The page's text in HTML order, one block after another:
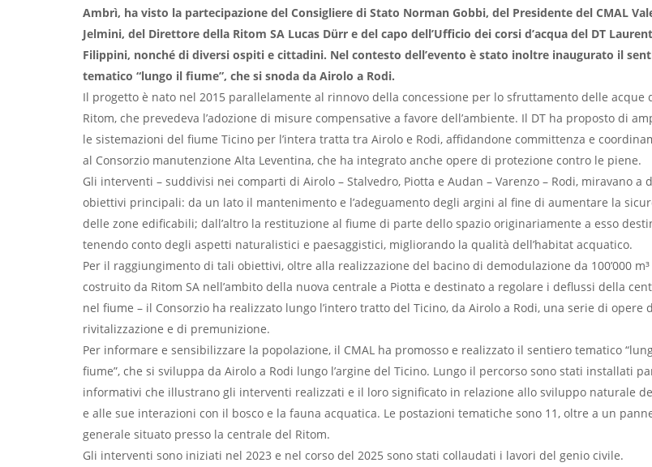
Ambrì, ha visto la partecipazione del Consigliere di Stato Norman Gobbi, del Presidente del CMAL
Jelmini, del Direttore della Ritom SA Lucas Dürr e del capo dell’Ufficio dei corsi d’acqua del DT Laurent
Filippini, nonché di diversi ospiti e cittadini. Nel contesto dell’evento è stato inoltre inaugurato il
tematico “lungo il fiume”, che si snoda da Airolo a Rodi.
Il progetto è nato nel 2015 parallelamente al rinnovo della concessione per lo sfruttamento delle acque
Ritom, che prevedeva l’adozione di misure compensative a favore dell’ambiente. Il DT ha proposto di
le sistemazioni del fiume Ticino per l’intera tratta tra Airolo e Rodi, affidandone committenza e
al Consorzio manutenzione Alta Leventina, che ha integrato anche opere di protezione contro le piene.
Gli interventi – suddivisi nei comparti di Airolo – Stalvedro, Piotta e Audan – Varenzo – Rodi, miravano a
obiettivi principali: da un lato il mantenimento e l’adeguamento degli argini al fine di aumentare la
delle zone edificabili; dall’altro la restituzione al fiume di parte dello spazio originariamente a esso
tenendo conto degli aspetti naturalistici e paesaggistici, migliorando la qualità dell’habitat acquatico.
Per il raggiungimento di tali obiettivi, oltre alla realizzazione del bacino di demodulazione da 100’000 m³
costruito da Ritom SA nell’ambito della nuova centrale a Piotta e destinato a regolare i deflussi della
nel fiume – il Consorzio ha realizzato lungo l’intero tratto del Ticino, da Airolo a Rodi, una serie di opere
rivitalizzazione e di premunizione.
Per informare e sensibilizzare la popolazione, il CMAL ha promosso e realizzato il sentiero tematico
fiume”, che si sviluppa da Airolo a Rodi lungo l’argine del Ticino. Lungo il percorso sono stati installati
informativi che illustrano gli interventi realizzati e il loro significato in relazione allo sviluppo naturale
e alle sue interazioni con il bosco e la fauna acquatica. Le postazioni tematiche sono 11, oltre a un
generale situato presso la centrale del Ritom.
Gli interventi sono iniziati nel 2023 e nel corso del 2025 sono stati collaudati i lavori del genio civile.